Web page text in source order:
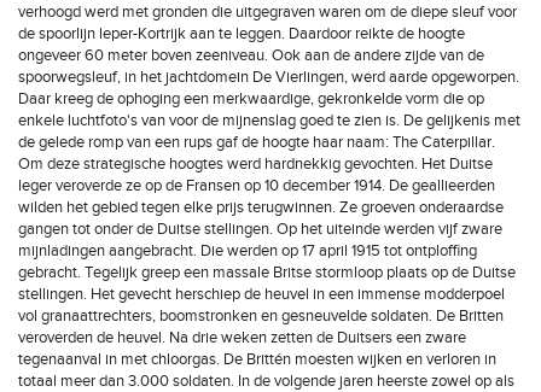
verhoogd werd met gronden die uitgegraven waren om de diepe sleuf voor
de spoorlijn leper-Kortrijk aan te leggen. Daardoor reikte de hoogte
ongeveer 60 meter boven zeeniveau. Ook aan de andere zijde van de
spoorwegsleuf, in het jachtdomein De Vierlingen, werd aarde opgeworpen.
Daar kreeg de ophoging een merkwaardige, gekronkelde vorm die op
enkele luchtfoto's van voor de mijnenslag goed te zien is. De gelijkenis met
de gelede romp van een rups gaf de hoogte haar naam: The Caterpillar.
Om deze strategische hoogtes werd hardnekkig gevochten. Het Duitse
leger veroverde ze op de Fransen op 10 december 1914. De geallieerden
wilden het gebied tegen elke prijs terugwinnen. Ze groeven onderaardse
gangen tot onder de Duitse stellingen. Op het uiteinde werden vijf zware
mijnladingen aangebracht. Die werden op 17 april 1915 tot ontploffing
gebracht. Tegelijk greep een massale Britse stormloop plaats op de Duitse
stellingen. Het gevecht herschiep de heuvel in een immense modderpoel
vol granaattrechters, boomstronken en gesneuvelde soldaten. De Britten
veroverden de heuvel. Na drie weken zetten de Duitsers een zware
tegenaanval in met chloorgas. De Brittén moesten wijken en verloren in
totaal meer dan 3.000 soldaten. In de volgende jaren heerste zowel op als